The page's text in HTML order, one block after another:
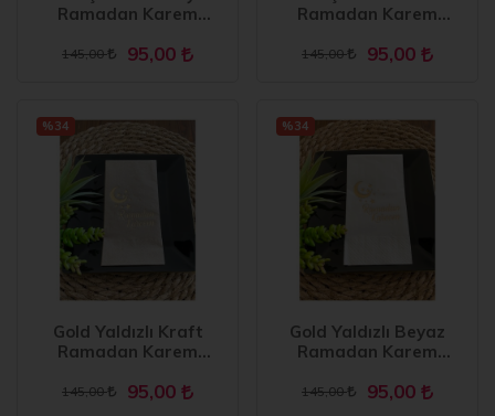
Ramadan Karem
Model
145,00 95,00
Ramadan Karem
145,00 95,00
Gold Yaldızlı Kraft
Ramadan Karem
145,00 95,00
%34
Gold Yaldızlı Beyaz
Ramadan Karem
145,00 95,00
%34